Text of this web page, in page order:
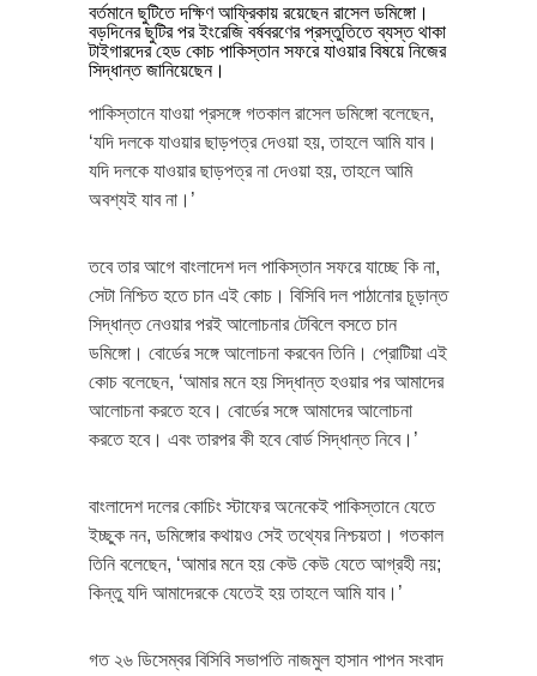
বর্তমানে ছুটিতে দক্ষিণ আফ্রিকায় রয়েছেন রাসেল ডমিঙ্গো।
বড়দিনের ছুটির পর ইংরেজি বর্ষবরণের প্রস্তুতিতে ব্যস্ত থাকা
টাইগারদের হেড কোচ পাকিস্তান সফরে যাওয়ার বিষয়ে নিজের
সিদ্ধান্ত জানিয়েছেন।
পাকিস্তানে যাওয়া প্রসঙ্গে গতকাল রাসেল ডমিঙ্গো বলেছেন,
‘যদি দলকে যাওয়ার ছাড়পত্র দেওয়া হয়, তাহলে আমি যাব।
যদি দলকে যাওয়ার ছাড়পত্র না দেওয়া হয়, তাহলে আমি
অবশ্যই যাব না।’
তবে তার আগে বাংলাদেশ দল পাকিস্তান সফরে যাচ্ছে কি না,
সেটা নিশ্চিত হতে চান এই কোচ। বিসিবি দল পাঠানোর চূড়ান্ত
সিদ্ধান্ত নেওয়ার পরই আলোচনার টেবিলে বসতে চান
ডমিঙ্গো। বোর্ডের সঙ্গে আলোচনা করবেন তিনি। প্রোটিয়া এই
কোচ বলেছেন, ‘আমার মনে হয় সিদ্ধান্ত হওয়ার পর আমাদের
আলোচনা করতে হবে। বোর্ডের সঙ্গে আমাদের আলোচনা
করতে হবে। এবং তারপর কী হবে বোর্ড সিদ্ধান্ত নিবে।’
বাংলাদেশ দলের কোচিং স্টাফের অনেকেই পাকিস্তানে যেতে
ইচ্ছুক নন, ডমিঙ্গোর কথায়ও সেই তথ্যের নিশ্চয়তা। গতকাল
তিনি বলেছেন, ‘আমার মনে হয় কেউ কেউ যেতে আগ্রহী নয়;
কিন্তু যদি আমাদেরকে যেতেই হয় তাহলে আমি যাব।’
গত ২৬ ডিসেম্বর বিসিবি সভাপতি নাজমুল হাসান পাপন সংবাদ